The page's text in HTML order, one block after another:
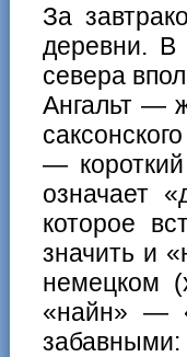
За
деревни. В
севера
Ангальт —
—
означает
которое
значить и
немецком
«найн» —
забавными: